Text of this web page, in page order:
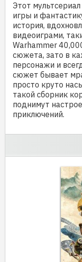
Этот
игры и
история,
видеоиграми,
Warhammer
сюжета, зато в
персонажи и
сюжет бывает
просто круто
такой сборник
поднимут
приключений.